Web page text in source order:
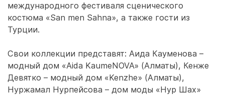
международного фестиваля сценического
костюма «San men Sahna», а также гости из
Турции.
Свои коллекции представят: Аида Кауменова –
модный дом «Aida KaumeNOVA» (Алматы), Кенже
Девятко – модный дом «Kenzhe» (Алматы),
Нуржамал Нурпейсова – дом моды «Нур Шах»